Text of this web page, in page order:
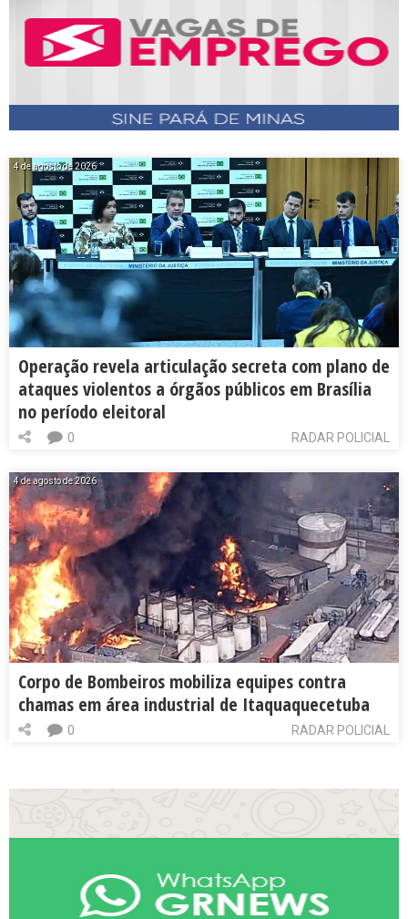
4 de agosto de 2026
Operação revela articulação secreta com plano de
ataques violentos a órgãos públicos em Brasília
no período eleitoral
RADAR POLICIAL
0
4 de agosto de 2026
Corpo de Bombeiros mobiliza equipes contra
chamas em área industrial de Itaquaquecetuba
RADAR POLICIAL
0